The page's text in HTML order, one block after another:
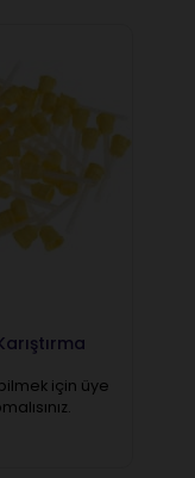
için üye